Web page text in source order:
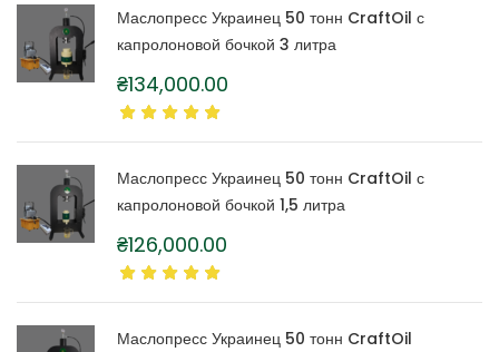
Маслопресс Украинец 50 тонн CraftOil с
капролоновой бочкой 3 литра
₴134,000.00
Маслопресс Украинец 50 тонн CraftOil с
капролоновой бочкой 1,5 литра
₴126,000.00
Маслопресс Украинец 50 тонн CraftOil